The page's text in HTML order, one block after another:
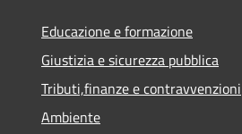
Educazione e formazione
Giustizia e sicurezza pubblica
Tributi,finanze e contravvenzioni
Ambiente